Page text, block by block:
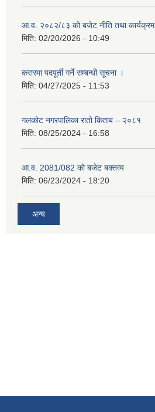
आ.व. २०८२/८३ को बजेट नीति तथा कार्यक्रम
मिति: 02/20/2026 - 10:49
करारमा पदपूर्ती गर्ने सम्बन्धी सूचना ।
मिति: 04/27/2025 - 11:53
गलकोट नगरपालिका रातो किताब – २०८१
मिति: 08/25/2024 - 16:58
आ.व. 2081/082 को बजेट बक्तव्य
मिति: 06/23/2024 - 18:20
अन्य